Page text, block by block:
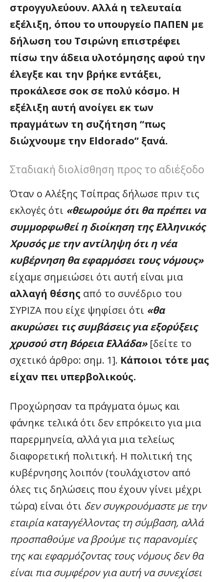
στρογγυλεύουν. Αλλά η τελευταία
εξέλιξη, όπου το υπουργείο ΠΑΠΕΝ με
δήλωση του Τσιρώνη επιστρέφει
πίσω την άδεια υλοτόμησης αφού την
έλεγξε και την βρήκε εντάξει,
προκάλεσε σοκ σε πολύ κόσμο. Η
εξέλιξη αυτή ανοίγει εκ των
πραγμάτων τη συζήτηση “πως
διώχνουμε την Eldorado” ξανά.
Σταδιακή διολίσθηση προς το αδιέξοδο
Όταν ο Αλέξης Τσίπρας δήλωσε πριν τις
εκλογές ότι «θεωρούμε ότι θα πρέπει να
συμμορφωθεί η διοίκηση της Ελληνικός
Χρυσός με την αντίληψη ότι η νέα
κυβέρνηση θα εφαρμόσει τους νόμους»
είχαμε σημειώσει ότι αυτή είναι μια
αλλαγή θέσης από το συνέδριο του
ΣΥΡΙΖΑ που είχε ψηφίσει ότι «θα
ακυρώσει τις συμβάσεις για εξορύξεις
χρυσού στη Βόρεια Ελλάδα»[δείτε το
σχετικό άρθρο: σημ. 1]. Κάποιοι τότε μας
είχαν πει υπερβολικούς.
Προχώρησαν τα πράγματα όμως και
φάνηκε τελικά ότι δεν επρόκειτο για μια
παρερμηνεία, αλλά για μια τελείως
διαφορετική πολιτική. Η πολιτική της
κυβέρνησης λοιπόν (τουλάχιστον από
όλες τις δηλώσεις που έχουν γίνει μέχρι
τώρα) είναι ότι δεν συγκρουόμαστε με την
εταιρία καταγγέλλοντας τη σύμβαση, αλλά
προσπαθούμε να βρούμε τις παρανομίες
της και εφαρμόζοντας τους νόμους δεν θα
είναι πια συμφέρον για αυτή να συνεχίσει